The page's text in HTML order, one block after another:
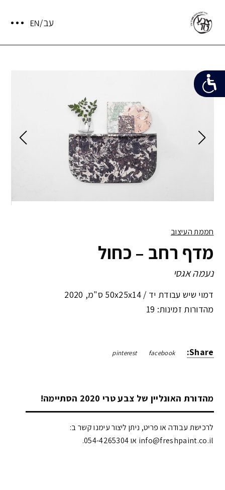
חממת העיצוב
מדף רחב – כחול
נעמה אגסי
דמוי שיש עבודת יד / 50x25x14 ס"מ ,
מהדורות זמינות: 19
Share:
facebook
pinterest
מהדורת האונליין של צבע טרי 2020 הסתיימה!
לרכישת עבודה או פריט, ניתן ליצור עימנו קשר ב:
info@freshpaint.co.il‏ או 054-4265304.